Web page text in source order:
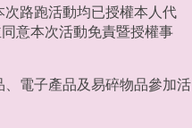
路跑活動均已授權本人代
意本次活動免責暨授權事
電子產品及易碎物品參加活